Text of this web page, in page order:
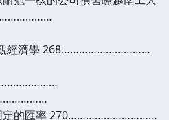
觀經濟學 268…………………………
定的匯率 270…………………………